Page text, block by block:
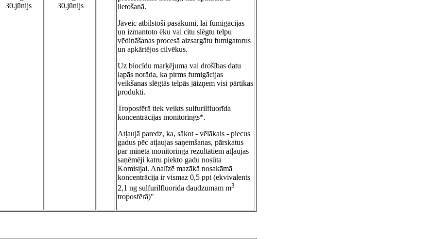
30.jūnijs
30.jūnijs
lietošanā.
Jāveic atbilstoši pasākumi, lai fumigācijas
un izmantoto ēku vai citu slēgtu telpu
vēdināšanas procesā aizsargātu fumigatorus
un apkārtējos cilvēkus.
Uz biocīdu marķējuma vai drošības datu
lapās norāda, ka pirms fumigācijas
veikšanas slēgtās telpās jāizņem visi pārtikas
produkti.
Troposfērā tiek veikts sulfurilfluorīda
koncentrācijas monitorings*.
Atļaujā paredz, ka, sākot - vēlākais - piecus
gadus pēc atļaujas saņemšanas, pārskatus
par minētā monitoringa rezultātiem atļaujas
saņēmēji katru piekto gadu nosūta
Komisijai. Analīzē mazākā nosakāmā
koncentrācija ir vismaz 0,5 ppt (ekvivalents
2,1 ng sulfurilfluorīda daudzumam m3
troposfērā)"